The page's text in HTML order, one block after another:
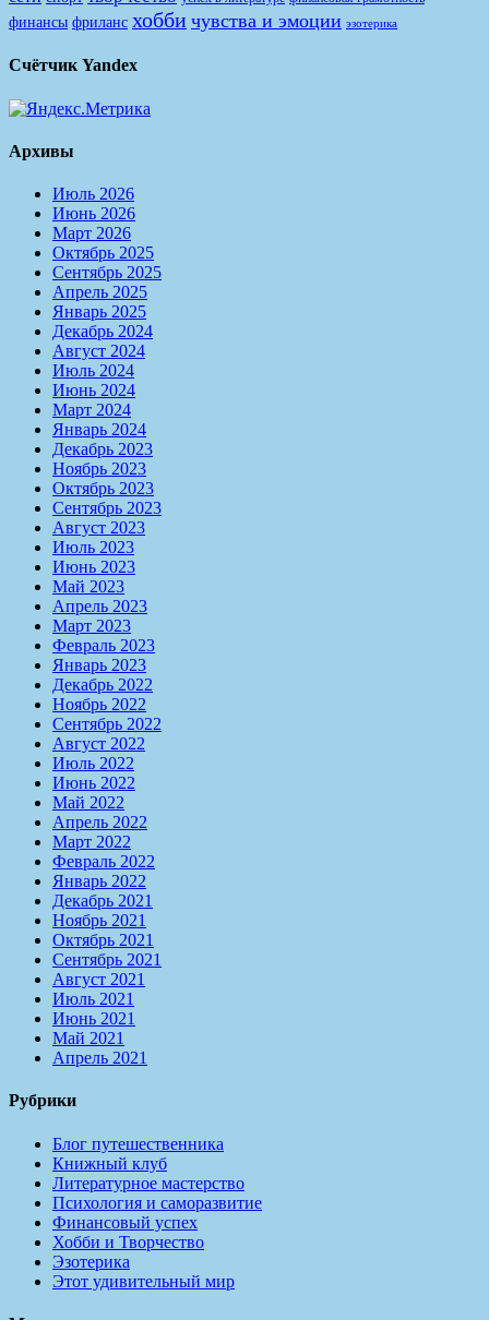
финансы фриланс хобби чувства и эмоции эзотерика
Счётчик Yandex
Архивы
Июль 2026
Июнь 2026
Март 2026
Октябрь 2025
Сентябрь 2025
Апрель 2025
Январь 2025
Декабрь 2024
Август 2024
Июль 2024
Июнь 2024
Март 2024
Январь 2024
Декабрь 2023
Ноябрь 2023
Октябрь 2023
Сентябрь 2023
Август 2023
Июль 2023
Июнь 2023
Май 2023
Апрель 2023
Март 2023
Февраль 2023
Январь 2023
Декабрь 2022
Ноябрь 2022
Сентябрь 2022
Август 2022
Июль 2022
Июнь 2022
Май 2022
Апрель 2022
Март 2022
Февраль 2022
Январь 2022
Декабрь 2021
Ноябрь 2021
Октябрь 2021
Сентябрь 2021
Август 2021
Июль 2021
Июнь 2021
Май 2021
Апрель 2021
Рубрики
Блог путешественника
Книжный клуб
Литературное мастерство
Психология и саморазвитие
Финансовый успех
Хобби и Творчество
Эзотерика
Этот удивительный мир